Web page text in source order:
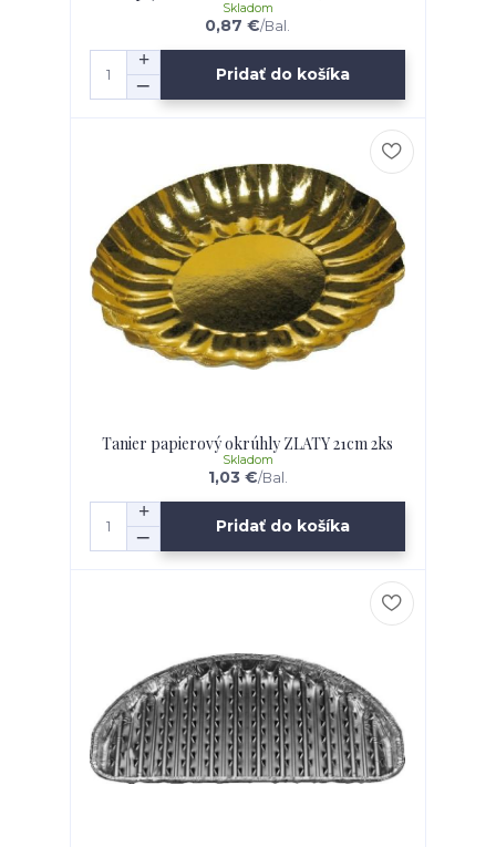
0,87 €/Bal.
Skladom
Pridať do košíka
Tanier papierový okrúhly ZLATY 21cm 2ks
1,03 €/Bal.
Skladom
Pridať do košíka